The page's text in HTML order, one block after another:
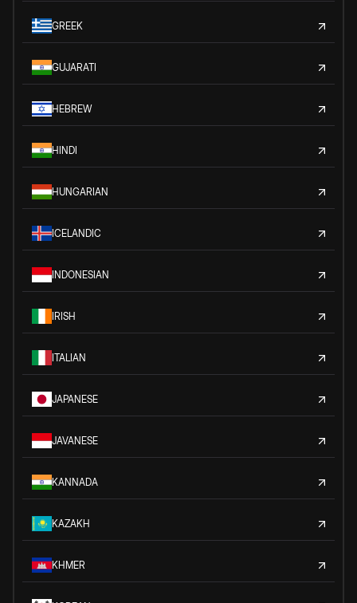
GREEK
GUJARATI
HEBREW
HINDI
HUNGARIAN
ICELANDIC
INDONESIAN
IRISH
ITALIAN
JAPANESE
JAVANESE
KANNADA
KAZAKH
KHMER